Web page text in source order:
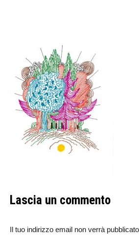
Lascia un commento
Il tuo indirizzo email non verrà